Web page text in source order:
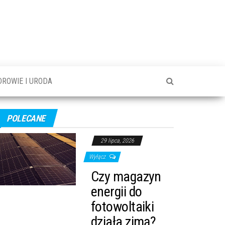
I URODA
POLECANE
29 lipca, 2026
Wyłącz
Czy magazyn
energii do
fotowoltaiki